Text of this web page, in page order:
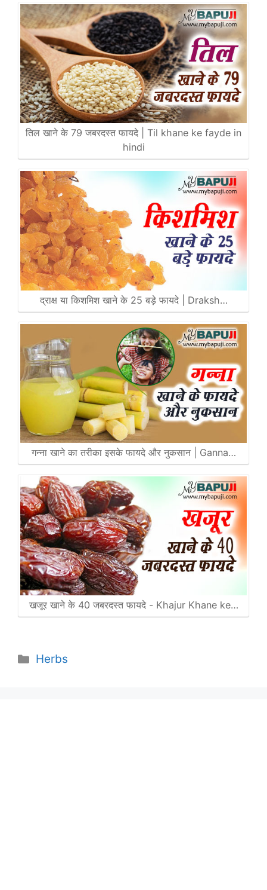
तिल खाने के 79 जबरदस्त फायदे | Til khane ke fayde in
hindi
द्राक्ष या किशमिश खाने के 25 बड़े फायदे | Draksh…
गन्ना खाने का तरीका इसके फायदे और नुकसान | Ganna…
खजूर खाने के 40 जबरदस्त फायदे - Khajur Khane ke…
Categories
Herbs